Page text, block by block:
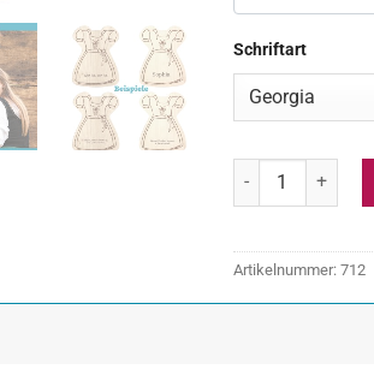
Schriftart
Artikelnummer: 712